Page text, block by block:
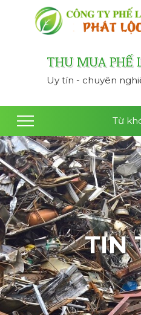
THU MUA PHẾ
Uy tín - chuyên
TIN